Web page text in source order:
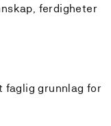
ferdigheter
faglig grunnlag for